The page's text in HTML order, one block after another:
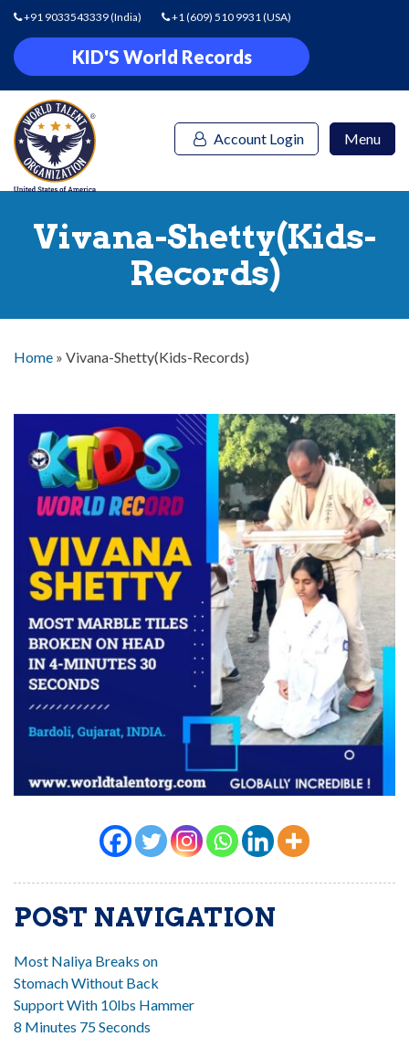
+91 9033543339(India) +1 (609) 510 9931(USA)
KID'S World Records
Account Login Menu
Vivana-Shetty(Kids-
Records)
Home » Vivana-Shetty(Kids-Records)
POST NAVIGATION
Most Naliya Breaks on
Stomach Without Back
Support With 10lbs Hammer
8 Minutes 75 Seconds